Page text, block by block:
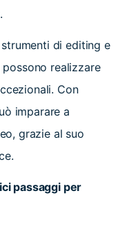
di editing e
realizzare
Con
imparare a
grazie al suo
passaggi per